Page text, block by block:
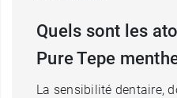
Quels sont les
Pure Tepe
La sensibilité dentaire,